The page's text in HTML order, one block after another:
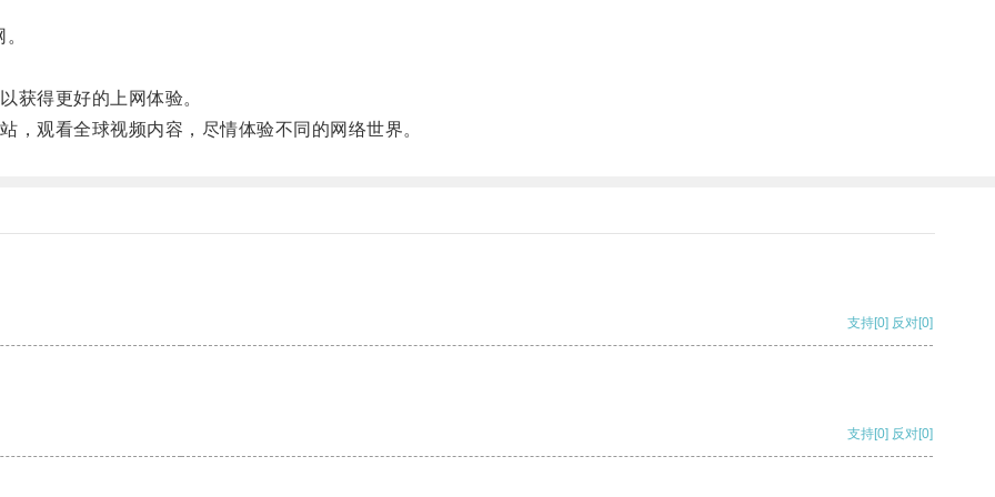
得更好的上网体验。
观看全球视频内容，尽情体验不同的网络世界。
支持[0] 反对[0]
支持[0] 反对[0]